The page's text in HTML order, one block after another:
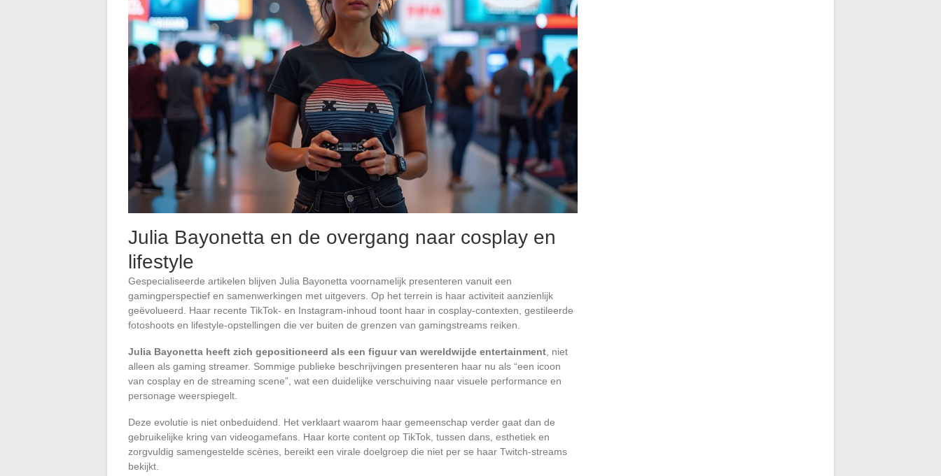
Julia Bayonetta en de overgang naar cosplay en
lifestyle
Gespecialiseerde artikelen blijven Julia Bayonetta voornamelijk presenteren vanuit een
gamingperspectief en samenwerkingen met uitgevers. Op het terrein is haar activiteit aanzienlijk
geëvolueerd. Haar recente TikTok- en Instagram-inhoud toont haar in cosplay-contexten, gestileerde
fotoshoots en lifestyle-opstellingen die ver buiten de grenzen van gamingstreams reiken.
Julia Bayonetta heeft zich gepositioneerd als een figuur van wereldwijde entertainment , niet
alleen als gaming streamer. Sommige publieke beschrijvingen presenteren haar nu als “een icoon
van cosplay en de streaming scene”, wat een duidelijke verschuiving naar visuele performance en
personage weerspiegelt.
Deze evolutie is niet onbeduidend. Het verklaart waarom haar gemeenschap verder gaat dan de
gebruikelijke kring van videogamefans. Haar korte content op TikTok, tussen dans, esthetiek en
zorgvuldig samengestelde scènes, bereikt een virale doelgroep die niet per se haar Twitch-streams
bekijkt.